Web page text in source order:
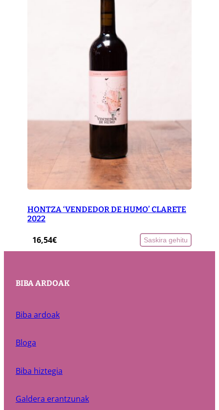
HONTZA ‘VENDEDOR DE HUMO’ CLARETE
2022
16,54€ Saskira gehitu
BIBA ARDOAK
Biba ardoak
Bloga
Biba hiztegia
Galdera erantzunak